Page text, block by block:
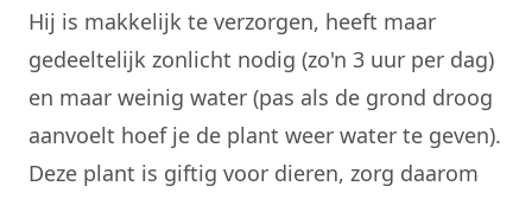
Hij is makkelijk te verzorgen, heeft maar
gedeeltelijk zonlicht nodig (zo'n 3 uur per dag)
en maar weinig water (pas als de grond droog
aanvoelt hoef je de plant weer water te geven).
Deze plant is giftig voor dieren, zorg daarom